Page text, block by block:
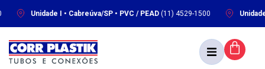
Unidade I • Cabreúva/SP • PVC / PEAD (11) 4529-1500 Unidade II •